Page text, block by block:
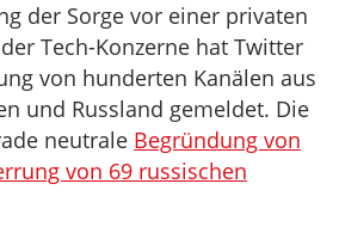
der Sorge vor einer privaten
Tech-Konzerne hat Twitter
von hunderten Kanälen aus
und Russland gemeldet. Die
neutrale Begründung von
von 69 russischen